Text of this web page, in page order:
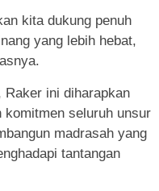
kita dukung penuh
yang lebih hebat,
Raker ini diharapkan
komitmen seluruh unsur
madrasah yang
tantangan